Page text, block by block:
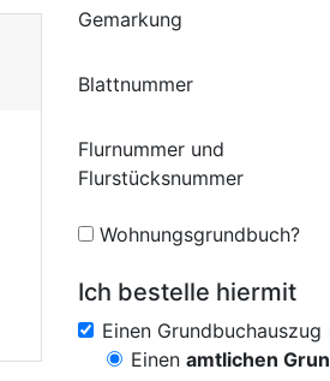
Gemarkung
Blattnummer
Flurnummer und
Flurstücksnummer
Wohnungsgrundbuch?
Ich bestelle hiermit
Einen Grundbuchauszug
Einen amtlichen